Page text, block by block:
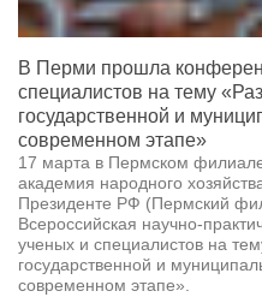
В Перми прошла
специалистов на тему
государственной и
современном этапе»
17 марта в Пермском
академия народного
Президенте РФ (Пермский
Всероссийская научно-
ученых и специалистов на
государственной и
современном этапе».